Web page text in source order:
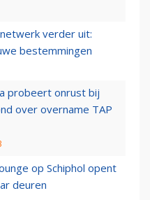
verder uit:
bestemmingen
probeert onrust bij
over overname TAP
op Schiphol opent
deuren